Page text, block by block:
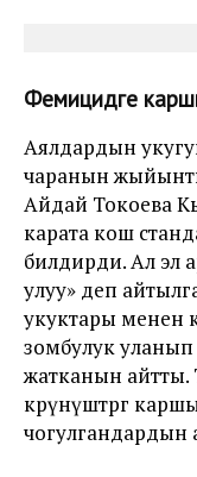
Фемицидге
Аялдардын
чаранын
Айдай Токоева
карата кош
билдирди. Ал эл
улуу» деп
укуктары менен
зомбулук уланып
жатканын айтты.
көрүнүштөргө